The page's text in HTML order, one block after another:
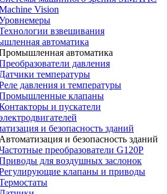
Vision
взвешивания
автоматика
автоматика
давления
Датчики температуры
давления и температуры
клапаны
и пускатели
и безопасность зданий
Автоматизация и безопасность зданий
преобразователи G120P
для воздушных заслонок
клапаны и приводы